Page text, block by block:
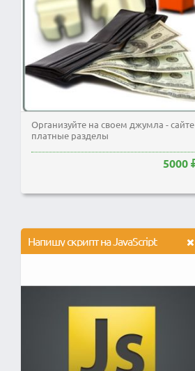
Организуйте на своем джумла - сайте
платные разделы
5000
Напишу скрипт на JavaScript